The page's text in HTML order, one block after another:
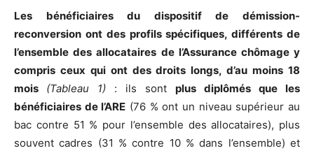
Les bénéficiaires du dispositif de démission-
reconversion ont des profils spécifiques, différents de
l’ensemble des allocataires de l’Assurance chômage y
compris ceux qui ont des droits longs, d’au moins 18
mois (Tableau 1) : ils sont plus diplômés que les
bénéficiaires de l’ARE (76 % ont un niveau supérieur au
bac contre 51 % pour l’ensemble des allocataires), plus
souvent cadres (31 % contre 10 % dans l’ensemble) et